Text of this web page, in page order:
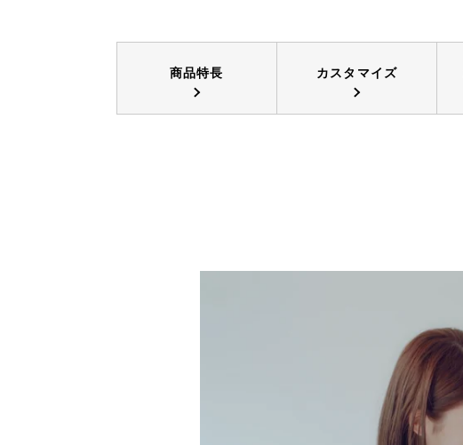
商品特長 カスタマイズ